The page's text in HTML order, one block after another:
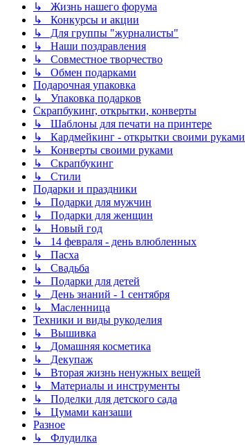
↳ Жизнь нашего форума
↳ Конкурсы и акции
↳ Для группы "журналисты"
↳ Наши поздравления
↳ Совместное творчество
↳ Обмен подарками
Подарочная упаковка
↳ Упаковка подарков
Скрапбукинг, открытки, конверты
↳ Шаблоны для печати на принтере
↳ Кардмейкинг - открытки своими руками
↳ Конверты своими руками
↳ Скрапбукинг
↳ Стили
Подарки и праздники
↳ Подарки для мужчин
↳ Подарки для женщин
↳ Новый год
↳ 14 февраля - день влюбленных
↳ Пасха
↳ Свадьба
↳ Подарки для детей
↳ День знаний - 1 сентября
↳ Масленница
Техники и виды рукоделия
↳ Вышивка
↳ Домашняя косметика
↳ Декупаж
↳ Вторая жизнь ненужных вещей
↳ Материалы и инструменты
↳ Поделки для детского сада
↳ Цумами канзаши
Разное
↳ Флудилка